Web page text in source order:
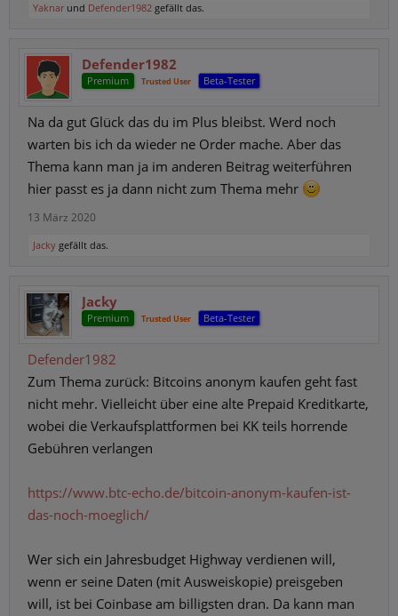
Yaknar und Defender1982 gefällt das.
Defender1982
Premium Trusted User Beta-Tester
Na da gut Glück das du im Plus bleibst. Werd noch
warten bis ich da wieder ne Order mache. Aber das
Thema kann man ja im anderen Beitrag weiterführen
hier passt es ja dann nicht zum Thema mehr
13 März 2020
Jacky gefällt das.
Jacky
Premium Trusted User Beta-Tester
Defender1982
Zum Thema zurück: Bitcoins anonym kaufen geht fast
nicht mehr. Vielleicht über eine alte Prepaid Kreditkarte,
wobei die Verkaufsplattformen bei KK teils horrende
Gebühren verlangen
https://www.btc-echo.de/bitcoin-anonym-kaufen-ist-
das-noch-moeglich/
Wer sich ein Jahresbudget Highway verdienen will,
wenn er seine Daten (mit Ausweiskopie) preisgeben
will, ist bei Coinbase am billigsten dran. Da kann man